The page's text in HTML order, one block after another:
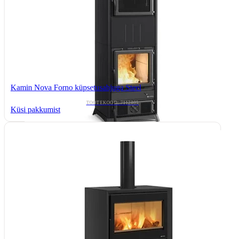
Kamin Nova Forno küpsetusahjuga Steel
TOOTEKOOD: 7112805
Küsi pakkumist